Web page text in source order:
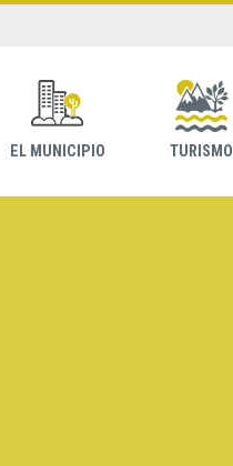
EL MUNICIPIO TURISMO